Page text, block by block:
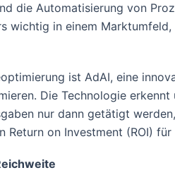
die Automatisierung von
wichtig in einem
ist AdAI, eine
Die Technologie
nur dann getätigt
on Investment (ROI) für